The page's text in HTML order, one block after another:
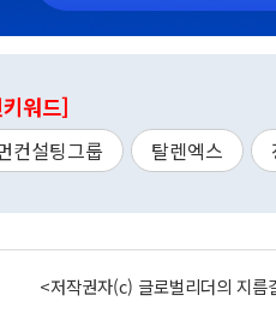
워드]
컨설팅그룹 탈렌엑스
<저작권자(c) 글로벌리더의 지